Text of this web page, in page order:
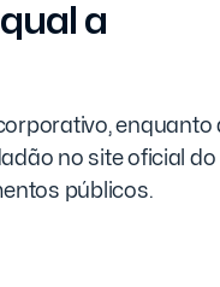
a
enquanto
no site oficial do
públicos.